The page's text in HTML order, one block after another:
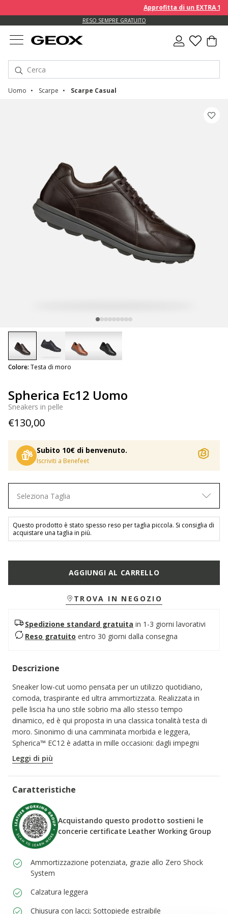
Approfitta di un EXTRA
RESO SEMPRE GRATUITO
Uomo Scarpe Scarpe Casual
Spherica Ec12 Uomo
Sneakers in pelle
€130,00
Subito 10€ di benvenuto.
Iscriviti a Benefeet
Colore: Testa di moro
selected
Seleziona Taglia
Questo prodotto è stato spesso reso per taglia piccola. Si consiglia di
acquistare una taglia in più.
AGGIUNGI AL CARRELLO
TROVA IN NEGOZIO
Spedizione standard gratuita in 1-3 giorni lavorativi
Reso gratuito entro 30 giorni dalla consegna
Descrizione
Sneaker low-cut uomo pensata per un utilizzo quotidiano,
comoda, traspirante ed ultra ammortizzata. Realizzata in
pelle liscia ha uno stile sobrio ma allo stesso tempo
dinamico, ed è qui proposta in una classica tonalità testa di
moro. Sinonimo di una camminata morbida e leggera,
Spherica™ EC12 è adatta in mille occasioni: dagli impegni
cittadini ai weekend fuori porta.
CODICE PRODOTTO:
Leggi di più
Caratteristiche
Acquistando questo prodotto sostieni le
concerie certificate Leather Working Group
Ammortizzazione potenziata, grazie allo Zero Shock
System
Calzatura leggera
Chiusura con lacci; Sottopiede estraibile